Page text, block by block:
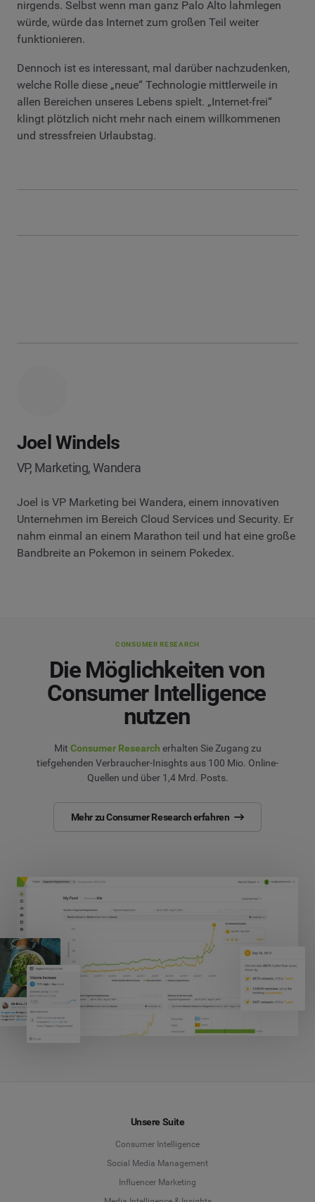
nirgends. Selbst wenn man ganz Palo Alto lahmlegen
würde, würde das Internet zum großen Teil weiter
funktionieren.
Dennoch ist es interessant, mal darüber nachzudenken,
welche Rolle diese „neue“ Technologie mittlerweile in
allen Bereichen unseres Lebens spielt. „Internet-frei“
klingt plötzlich nicht mehr nach einem willkommenen
und stressfreien Urlaubstag.
Joel Windels
VP, Marketing, Wandera
Joel is VP Marketing bei Wandera, einem innovativen
Unternehmen im Bereich Cloud Services und Security. Er
nahm einmal an einem Marathon teil und hat eine große
Bandbreite an Pokemon in seinem Pokedex.
CONSUMER RESEARCH
Die Möglichkeiten von
Consumer Intelligence
nutzen
Mit Consumer Research erhalten Sie Zugang zu
tiefgehenden Verbraucher-Inisghts aus 100 Mio. Online-
Quellen und über 1,4 Mrd. Posts.
Mehr zu Consumer Research erfahren
Unsere Suite
Consumer Intelligence
Social Media Management
Influencer Marketing